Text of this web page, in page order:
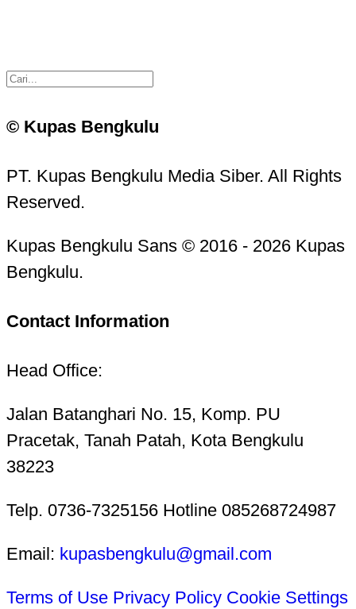
© Kupas Bengkulu
PT. Kupas Bengkulu Media Siber. All Rights
Reserved.
Kupas Bengkulu Sans © 2016 - 2026 Kupas
Bengkulu.
Contact Information
Head Office:
Jalan Batanghari No. 15, Komp. PU
Pracetak, Tanah Patah, Kota Bengkulu
38223
Telp. 0736-7325156 Hotline 085268724987
Email: kupasbengkulu@gmail.com
Terms of Use Privacy Policy Cookie Settings